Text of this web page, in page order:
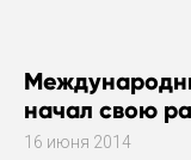
начал свою
16 июня 2014